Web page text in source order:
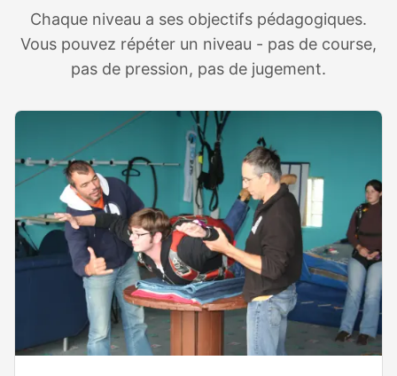
Chaque niveau a ses objectifs pédagogiques.
Vous pouvez répéter un niveau - pas de course,
pas de pression, pas de jugement.